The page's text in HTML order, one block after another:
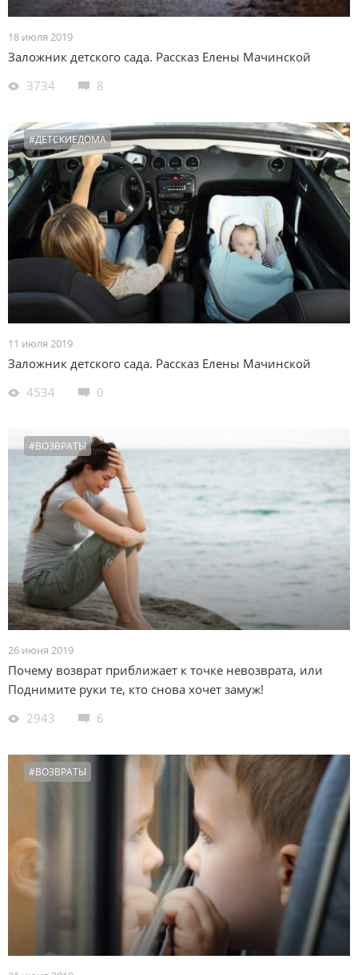
18 июля 2019
Заложник детского сада. Рассказ Елены Мачинской
3734
8
#ДЕТСКИЕДОМА
11 июля 2019
Заложник детского сада. Рассказ Елены Мачинской
4534
0
#ВОЗВРАТЫ
26 июня 2019
Почему возврат приближает к точке невозврата, или
Поднимите руки те, кто снова хочет замуж!
2943
6
#ВОЗВРАТЫ